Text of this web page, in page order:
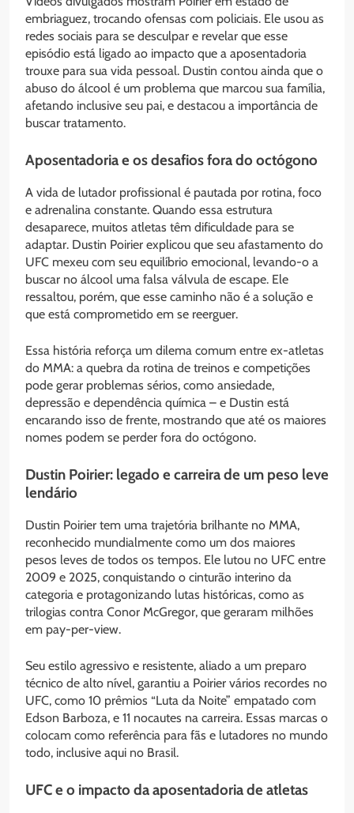
embriaguez, trocando ofensas com policiais. Ele usou as
redes sociais para se desculpar e revelar que esse
episódio está ligado ao impacto que a aposentadoria
trouxe para sua vida pessoal. Dustin contou ainda que o
abuso do álcool é um problema que marcou sua família,
afetando inclusive seu pai, e destacou a importância de
buscar tratamento.
Aposentadoria e os desafios fora do octógono
A vida de lutador profissional é pautada por rotina, foco
e adrenalina constante. Quando essa estrutura
desaparece, muitos atletas têm dificuldade para se
adaptar. Dustin Poirier explicou que seu afastamento do
UFC mexeu com seu equilíbrio emocional, levando-o a
buscar no álcool uma falsa válvula de escape. Ele
ressaltou, porém, que esse caminho não é a solução e
que está comprometido em se reerguer.
Essa história reforça um dilema comum entre ex-atletas
do MMA: a quebra da rotina de treinos e competições
pode gerar problemas sérios, como ansiedade,
depressão e dependência química – e Dustin está
encarando isso de frente, mostrando que até os maiores
nomes podem se perder fora do octógono.
Dustin Poirier: legado e carreira de um peso leve
lendário
Dustin Poirier tem uma trajetória brilhante no MMA,
reconhecido mundialmente como um dos maiores
pesos leves de todos os tempos. Ele lutou no UFC entre
2009 e 2025, conquistando o cinturão interino da
categoria e protagonizando lutas históricas, como as
trilogias contra Conor McGregor, que geraram milhões
em pay-per-view.
Seu estilo agressivo e resistente, aliado a um preparo
técnico de alto nível, garantiu a Poirier vários recordes no
UFC, como 10 prêmios “Luta da Noite” empatado com
Edson Barboza, e 11 nocautes na carreira. Essas marcas o
colocam como referência para fãs e lutadores no mundo
todo, inclusive aqui no Brasil.
UFC e o impacto da aposentadoria de atletas